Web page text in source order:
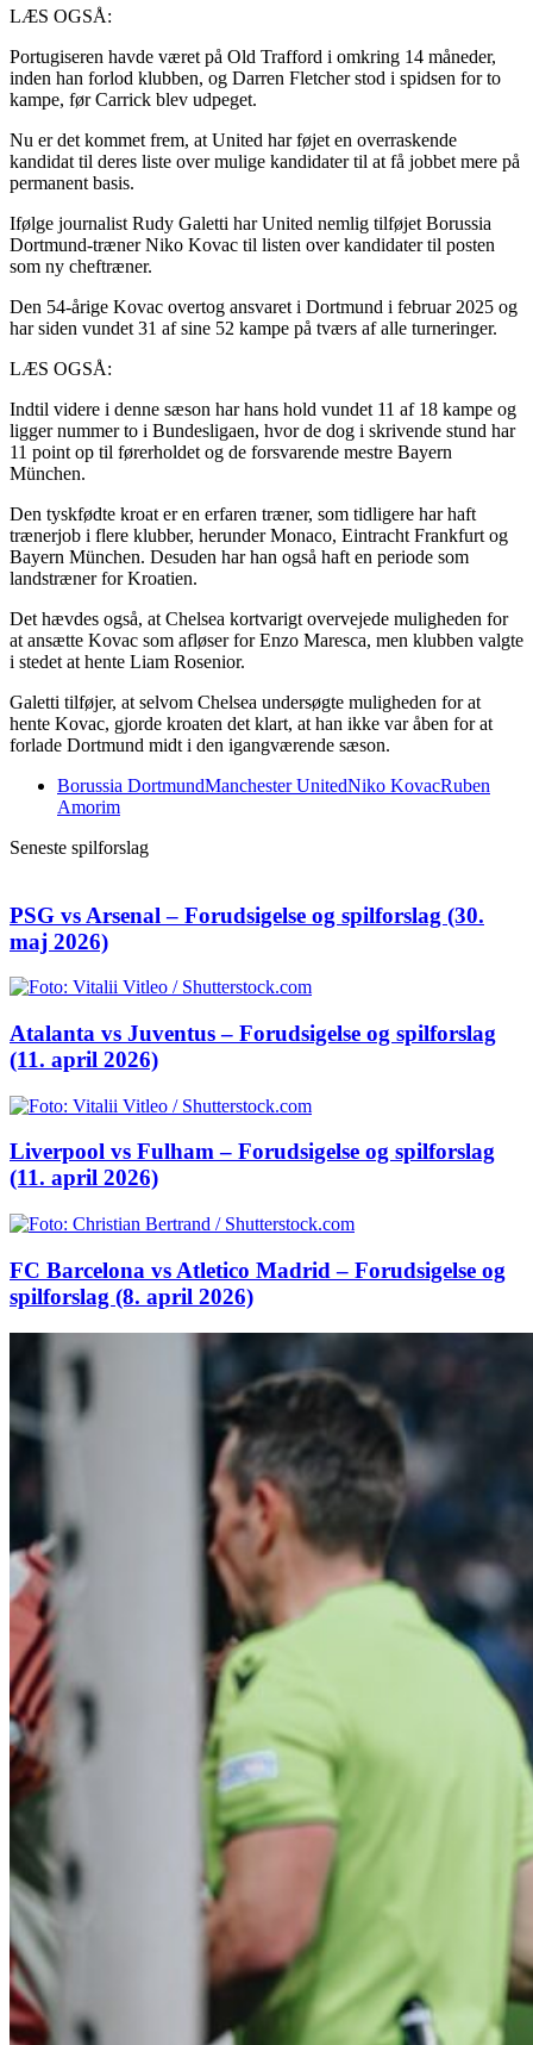
LÆS OGSÅ:
Portugiseren havde været på Old Trafford i omkring 14 måneder,
inden han forlod klubben, og Darren Fletcher stod i spidsen for to
kampe, før Carrick blev udpeget.
Nu er det kommet frem, at United har føjet en overraskende
kandidat til deres liste over mulige kandidater til at få jobbet mere på
permanent basis.
Ifølge journalist Rudy Galetti har United nemlig tilføjet Borussia
Dortmund-træner Niko Kovac til listen over kandidater til posten
som ny cheftræner.
Den 54-årige Kovac overtog ansvaret i Dortmund i februar 2025 og
har siden vundet 31 af sine 52 kampe på tværs af alle turneringer.
LÆS OGSÅ:
Indtil videre i denne sæson har hans hold vundet 11 af 18 kampe og
ligger nummer to i Bundesligaen, hvor de dog i skrivende stund har
11 point op til førerholdet og de forsvarende mestre Bayern
München.
Den tyskfødte kroat er en erfaren træner, som tidligere har haft
trænerjob i flere klubber, herunder Monaco, Eintracht Frankfurt og
Bayern München. Desuden har han også haft en periode som
landstræner for Kroatien.
Det hævdes også, at Chelsea kortvarigt overvejede muligheden for
at ansætte Kovac som afløser for Enzo Maresca, men klubben valgte
i stedet at hente Liam Rosenior.
Galetti tilføjer, at selvom Chelsea undersøgte muligheden for at
hente Kovac, gjorde kroaten det klart, at han ikke var åben for at
forlade Dortmund midt i den igangværende sæson.
Borussia DortmundManchester UnitedNiko KovacRuben
Amorim
Seneste spilforslag
PSG vs Arsenal – Forudsigelse og spilforslag (30.
maj 2026)
Atalanta vs Juventus – Forudsigelse og spilforslag
(11. april 2026)
Liverpool vs Fulham – Forudsigelse og spilforslag
(11. april 2026)
FC Barcelona vs Atletico Madrid – Forudsigelse og
spilforslag (8. april 2026)